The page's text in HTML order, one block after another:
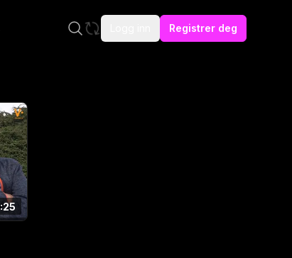
Registrer deg